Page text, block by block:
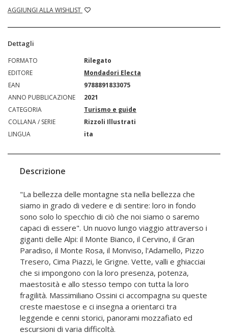
AGGIUNGI ALLA WISHLIST
Dettagli
FORMATO
Rilegato
EDITORE
Mondadori Electa
EAN
9788891833075
ANNO PUBBLICAZIONE
2021
CATEGORIA
Turismo e guide
COLLANA / SERIE
Rizzoli Illustrati
LINGUA
ita
Descrizione
"La bellezza delle montagne sta nella bellezza che
siamo in grado di vedere e di sentire: loro in fondo
sono solo lo specchio di ciò che noi siamo o saremo
capaci di essere". Un nuovo lungo viaggio attraverso i
giganti delle Alpi: il Monte Bianco, il Cervino, il Gran
Paradiso, il Monte Rosa, il Monviso, l'Adamello, Pizzo
Tresero, Cima Piazzi, le Grigne. Vette, valli e ghiacciai
che si impongono con la loro presenza, potenza,
maestosità e allo stesso tempo con tutta la loro
fragilità. Massimiliano Ossini ci accompagna su queste
creste maestose e ci insegna a orientarci tra
leggende e cenni storici, panorami mozzafiato ed
escursioni di varia difficoltà.